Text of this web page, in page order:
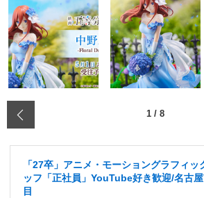
1 / 8
「27卒」アニメ・モーショングラフィッ
ッフ「正社員」YouTube好き歓迎/名古
目